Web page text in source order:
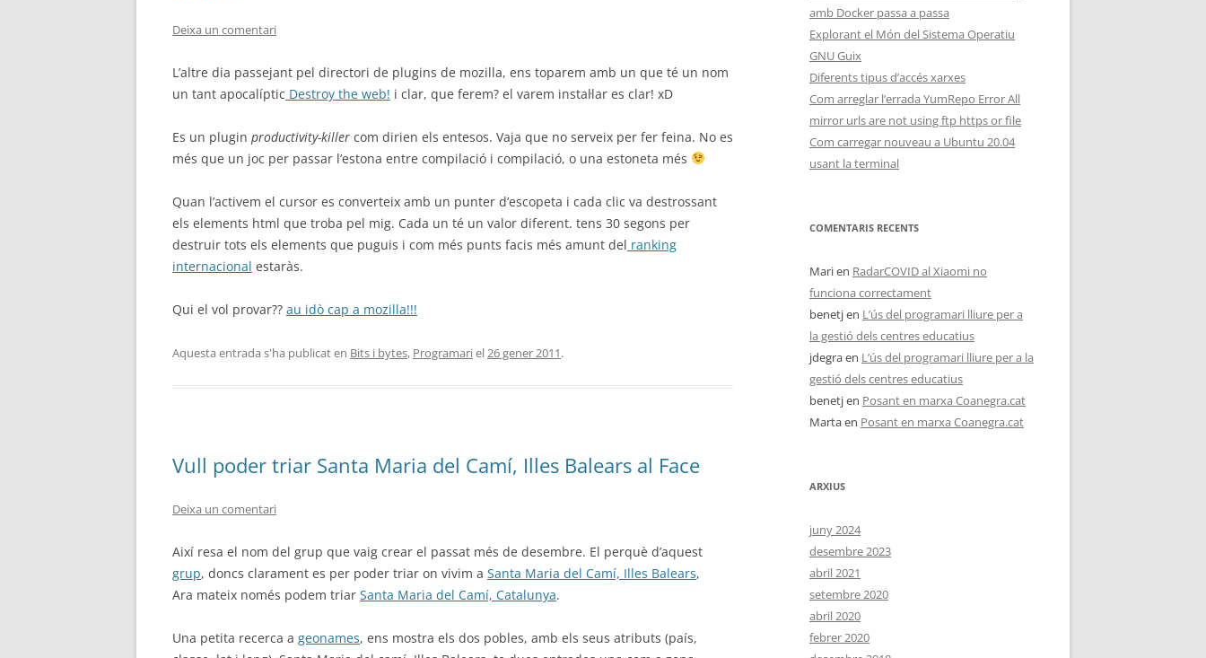
Deixa un comentari
L’altre dia passejant pel directori de plugins de mozilla, ens toparem amb un que té un nom
un tant apocalíptic Destroy the web! i clar, que ferem? el varem instal·lar es clar! xD
Es un plugin productivity-killer com dirien els entesos. Vaja que no serveix per fer feina. No es
més que un joc per passar l’estona entre compilació i compilació, o una estoneta més
Quan l’activem el cursor es converteix amb un punter d’escopeta i cada clic va destrossant
els elements html que troba pel mig. Cada un té un valor diferent. tens 30 segons per
destruir tots els elements que puguis i com més punts facis més amunt del ranking
internacional estaràs.
Qui el vol provar?? au idò cap a mozilla!!!
Aquesta entrada s'ha publicat en Bits i bytes, Programariel26 gener 2011.
Vull poder triar Santa Maria del Camí, Illes Balears al Face
Deixa un comentari
Així resa el nom del grup que vaig crear el passat més de desembre. El perquè d’aquest
grup, doncs clarament es per poder triar on vivim a Santa Maria del Camí, Illes Balears,
Ara mateix només podem triar Santa Maria del Camí, Catalunya.
Una petita recerca a geonames, ens mostra els dos pobles, amb els seus atributs (país,
amb Docker passa a passa
Explorant el Món del Sistema Operatiu
GNU Guix
Diferents tipus d’accés xarxes
Com arreglar l’errada YumRepo Error All
mirror urls are not using ftp https or file
Com carregar nouveau a Ubuntu 20.04
usant la terminal
COMENTARIS RECENTS
Marien RadarCOVID al Xiaomi no
funciona correctament
benetjen L’ús del programari lliure per a
la gestió dels centres educatius
jdegraen L’ús del programari lliure per a la
gestió dels centres educatius
benetjen Posant en marxa Coanegra.cat
Martaen Posant en marxa Coanegra.cat
ARXIUS
juny 2024
desembre 2023
abril 2021
setembre 2020
abril 2020
febrer 2020